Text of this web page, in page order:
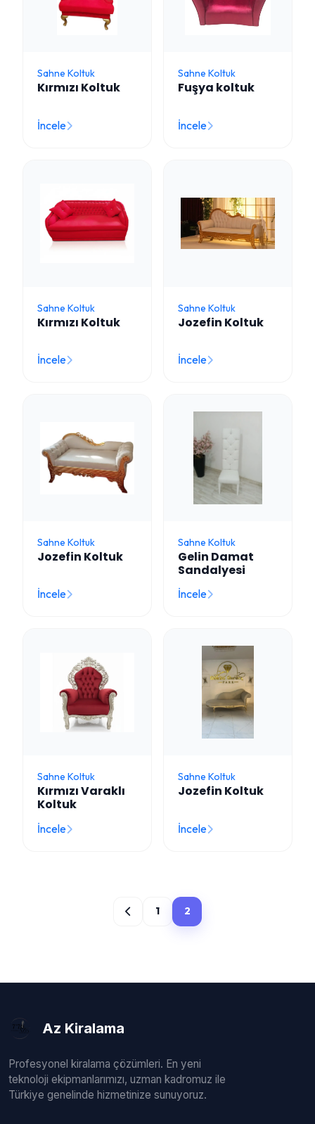
Sahne Koltuk
Kırmızı Koltuk
İncele
Sahne Koltuk
Fuşya koltuk
İncele
Sahne Koltuk
Kırmızı Koltuk
İncele
Sahne Koltuk
Jozefin Koltuk
İncele
Sahne Koltuk
Jozefin Koltuk
İncele
Sahne Koltuk
Gelin Damat
Sandalyesi
İncele
Sahne Koltuk
Kırmızı Varaklı
Koltuk
İncele
Sahne Koltuk
Jozefin Koltuk
İncele
1 2
Az Kiralama
Profesyonel kiralama çözümleri. En yeni
teknoloji ekipmanlarımızı, uzman kadromuz ile
Türkiye genelinde hizmetinize sunuyoruz.